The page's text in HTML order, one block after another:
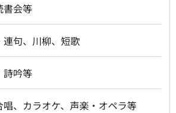
書会等
句、川柳、短歌
詩吟等
、カラオケ、声楽・オペラ等